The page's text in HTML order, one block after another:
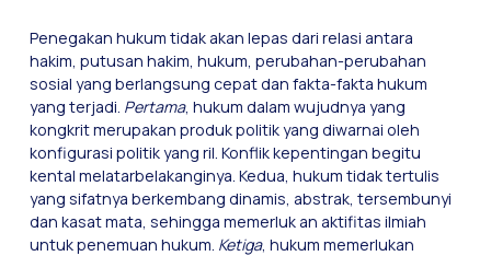
Penegakan hukum tidak akan lepas dari relasi antara
hakim, putusan hakim, hukum, perubahan-perubahan
sosial yang berlangsung cepat dan fakta-fakta hukum
yang terjadi. Pertama, hukum dalam wujudnya yang
kongkrit merupakan produk politik yang diwarnai oleh
konfigurasi politik yang ril. Konflik kepentingan begitu
kental melatarbelakanginya. Kedua, hukum tidak tertulis
yang sifatnya berkembang dinamis, abstrak, tersembunyi
dan kasat mata, sehingga memerluk an aktifitas ilmiah
untuk penemuan hukum. Ketiga, hukum memerlukan